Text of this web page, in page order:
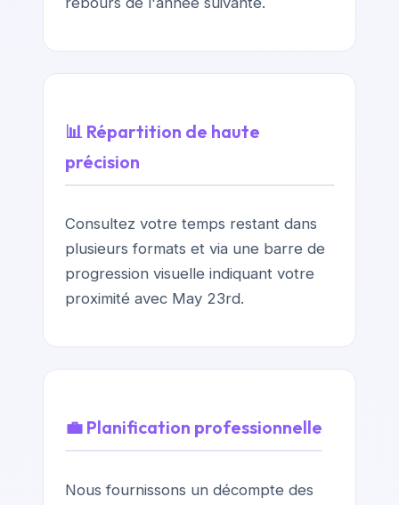
📊 Répartition de haute
précision
Consultez votre temps restant dans
plusieurs formats et via une barre de
progression visuelle indiquant votre
proximité avec May 23rd.
💼 Planification professionnelle
Nous fournissons un décompte des